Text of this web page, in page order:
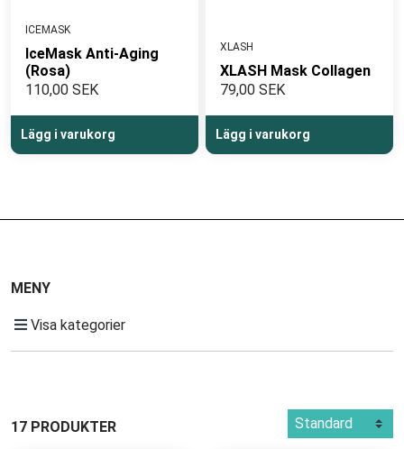
ICEMASK
IceMask Anti-Aging
(Rosa)
110,00 SEK
Lägg i varukorg
XLASH
XLASH Mask Collagen
79,00 SEK
Lägg i varukorg
MENY
Visa kategorier
17 PRODUKTER